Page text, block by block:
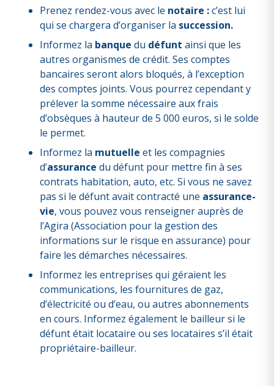
Prenez rendez-vous avec le notaire :c’est lui
qui se chargera d’organiser la succession.
Informez la banque du défunt ainsi que les
autres organismes de crédit. Ses comptes
bancaires seront alors bloqués, à l’exception
des comptes joints. Vous pourrez cependant y
prélever la somme nécessaire aux frais
d’obsèques à hauteur de 5 000 euros, si le solde
le permet.
Informez la mutuelle et les compagnies
d’assurance du défunt pour mettre fin à ses
contrats habitation, auto, etc. Si vous ne savez
pas si le défunt avait contracté une assurance-
vie, vous pouvez vous renseigner auprès de
l’Agira (Association pour la gestion des
informations sur le risque en assurance) pour
faire les démarches nécessaires.
Informez les entreprises qui géraient les
communications, les fournitures de gaz,
d’électricité ou d’eau, ou autres abonnements
en cours. Informez également le bailleur si le
défunt était locataire ou ses locataires s’il était
propriétaire-bailleur.